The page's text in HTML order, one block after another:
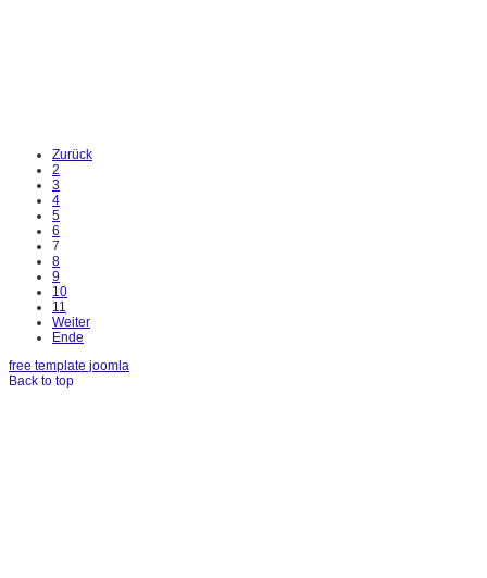
Zurück
2
3
4
5
6
7
8
9
10
11
Weiter
Ende
free template joomla
Back to top